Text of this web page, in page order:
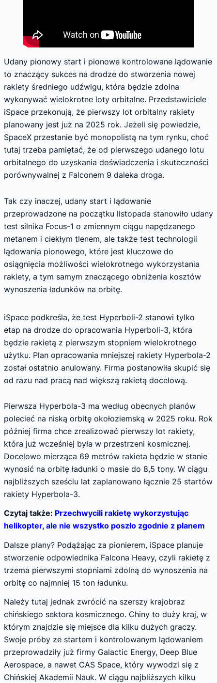
Udany pionowy start i pionowe kontrolowane lądowanie
to znaczący sukces na drodze do stworzenia nowej
rakiety średniego udźwigu, która będzie zdolna
wykonywać wielokrotne loty orbitalne. Przedstawiciele
iSpace przekonują, że pierwszy lot orbitalny rakiety
planowany jest już na 2025 rok. Jeżeli się powiedzie,
SpaceX przestanie być monopolistą na tym rynku, choć
tutaj trzeba pamiętać, że od pierwszego udanego lotu
orbitalnego do uzyskania doświadczenia i skuteczności
porównywalnej z Falconem 9 daleka droga.
Tak czy inaczej, udany start i lądowanie
przeprowadzone na początku listopada stanowiło udany
test silnika Focus-1 o zmiennym ciągu napędzanego
metanem i ciekłym tlenem, ale także test technologii
lądowania pionowego, które jest kluczowe do
osiągnięcia możliwości wielokrotnego wykorzystania
rakiety, a tym samym znaczącego obniżenia kosztów
wynoszenia ładunków na orbitę.
iSpace podkreśla, że test Hyperboli-2 stanowi tylko
etap na drodze do opracowania Hyperboli-3, która
będzie rakietą z pierwszym stopniem wielokrotnego
użytku. Plan opracowania mniejszej rakiety Hyperbola-2
został ostatnio anulowany. Firma postanowiła skupić się
od razu nad pracą nad większą rakietą docelową.
Pierwsza Hyperbola-3 ma według obecnych planów
polecieć na niską orbitę okołoziemską w 2025 roku. Rok
później firma chce zrealizować pierwszy lot rakiety,
która już wcześniej była w przestrzeni kosmicznej.
Docelowo mierząca 69 metrów rakieta będzie w stanie
wynosić na orbitę ładunki o masie do 8,5 tony. W ciągu
najbliższych sześciu lat zaplanowano łącznie 25 startów
rakiety Hyperbola-3.
Czytaj także: Przechwycili rakietę wykorzystując
helikopter, ale nie wszystko poszło zgodnie z planem
Dalsze plany? Podążając za pionierem, iSpace planuje
stworzenie odpowiednika Falcona Heavy, czyli rakietę z
trzema pierwszymi stopniami zdolną do wynoszenia na
orbitę co najmniej 15 ton ładunku.
Należy tutaj jednak zwrócić na szerszy krajobraz
chińskiego sektora kosmicznego. Chiny to duży kraj, w
którym znajdzie się miejsce dla kilku dużych graczy.
Swoje próby ze startem i kontrolowanym lądowaniem
przeprowadziły już firmy Galactic Energy, Deep Blue
Aerospace, a nawet CAS Space, który wywodzi się z
Chińskiej Akademii Nauk. W ciągu najbliższych kilku